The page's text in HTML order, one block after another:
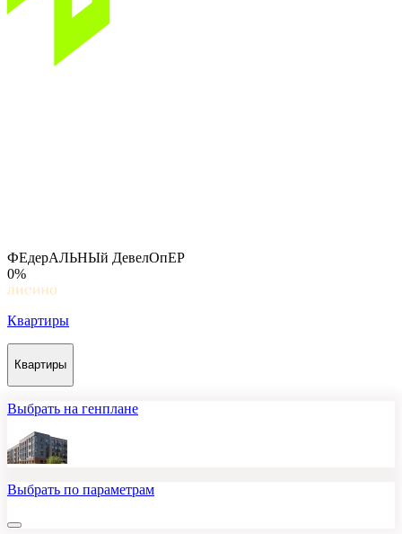
ФЕдерАЛЬНЫй ДевелОпЕР
0%
Квартиры
Квартиры
Выбрать на генплане
Выбрать по параметрам